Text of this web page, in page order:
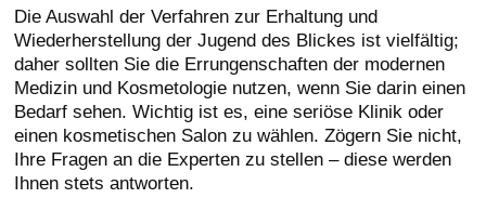
Die Auswahl der Verfahren zur Erhaltung und
Wiederherstellung der Jugend des Blickes ist vielfältig;
daher sollten Sie die Errungenschaften der modernen
Medizin und Kosmetologie nutzen, wenn Sie darin einen
Bedarf sehen. Wichtig ist es, eine seriöse Klinik oder
einen kosmetischen Salon zu wählen. Zögern Sie nicht,
Ihre Fragen an die Experten zu stellen – diese werden
Ihnen stets antworten.